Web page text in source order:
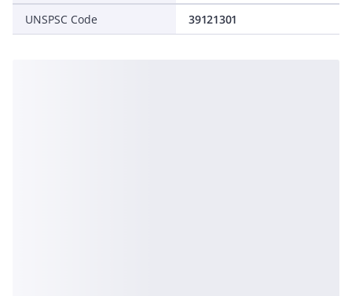
UNSPSC Code 39121301